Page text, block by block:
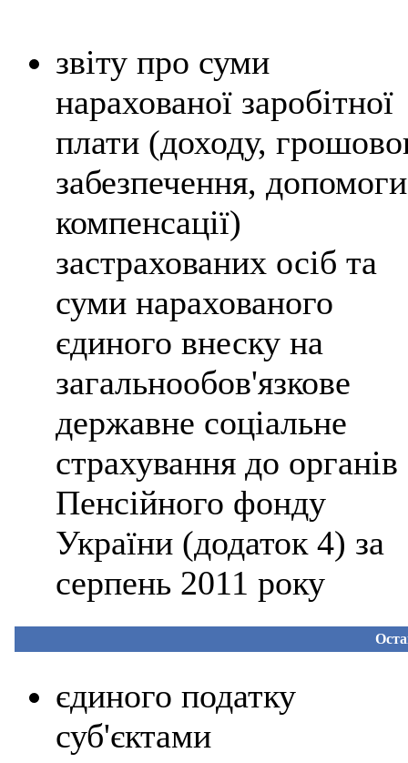
звіту про суми
нарахованої заробітної
плати (доходу,
забезпечення,
компенсації)
застрахованих осіб та
суми нарахованого
єдиного внеску на
загальнообов'язкове
державне соціальне
страхування до органів
Пенсійного фонду
України (додаток 4) за
серпень 2011 року
єдиного податку
суб'єктами